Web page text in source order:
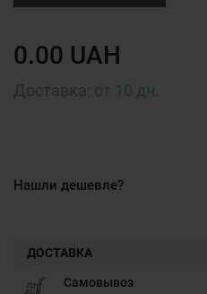
0.00 UAH
от 10 дн.
Нашли дешевле?
ДОСТАВКА
Самовывоз